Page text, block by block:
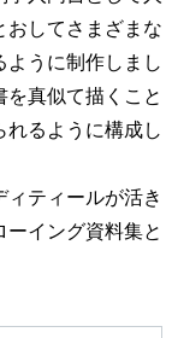
おしてさまざまな
ように制作しまし
真似て描くこと
れるように構成し
ティールが活き
イング資料集と